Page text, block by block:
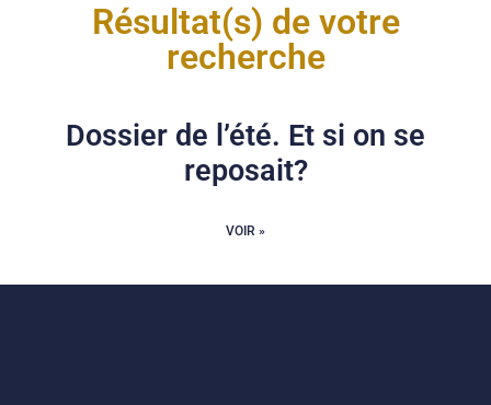
Résultat(s) de votre
recherche
Dossier de l’été. Et si on se
reposait?
VOIR »